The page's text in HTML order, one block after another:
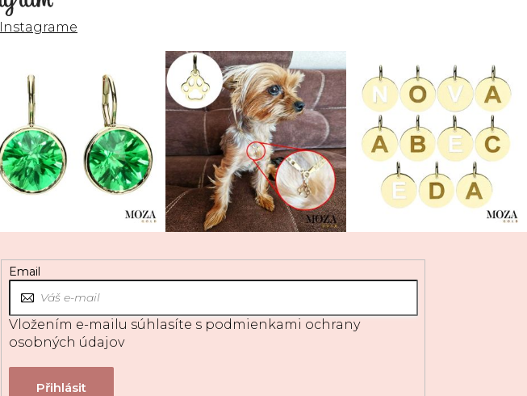
Instagrame
Email
Vložením e-mailu súhlasíte s podmienkami ochrany
osobných údajov